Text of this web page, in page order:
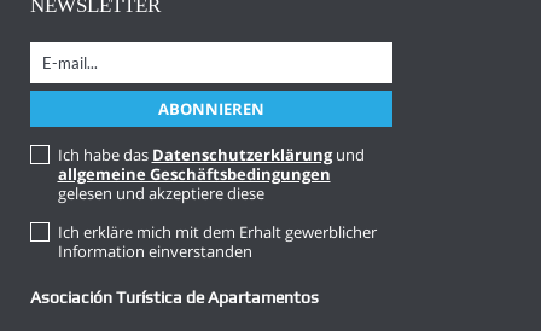
NEWSLETTER
Ich habe das Datenschutzerklärungund
allgemeine Geschäftsbedingungen
gelesen und akzeptiere diese
Ich erkläre mich mit dem Erhalt gewerblicher
Information einverstanden
Asociación Turística de Apartamentos